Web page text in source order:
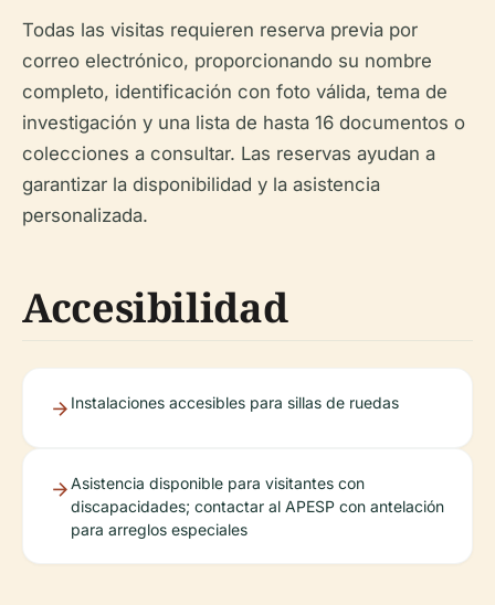
Todas las visitas requieren reserva previa por
correo electrónico, proporcionando su nombre
completo, identificación con foto válida, tema de
investigación y una lista de hasta 16 documentos o
colecciones a consultar. Las reservas ayudan a
garantizar la disponibilidad y la asistencia
personalizada.
Accesibilidad
Instalaciones accesibles para sillas de ruedas
Asistencia disponible para visitantes con
discapacidades; contactar al APESP con antelación
para arreglos especiales